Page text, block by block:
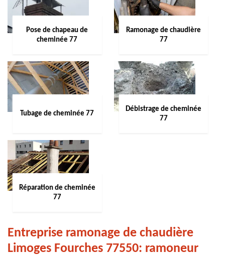
Pose de chapeau de
cheminée 77
Ramonage de chaudière
77
Tubage de cheminée 77
Débistrage de cheminée
77
Réparation de cheminée
77
Entreprise ramonage de chaudière
Limoges Fourches 77550: ramoneur